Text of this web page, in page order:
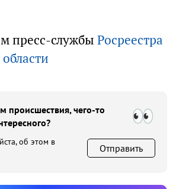
пресс-службы Росреестра
происшествия, чего-то
об этом в
Отправить